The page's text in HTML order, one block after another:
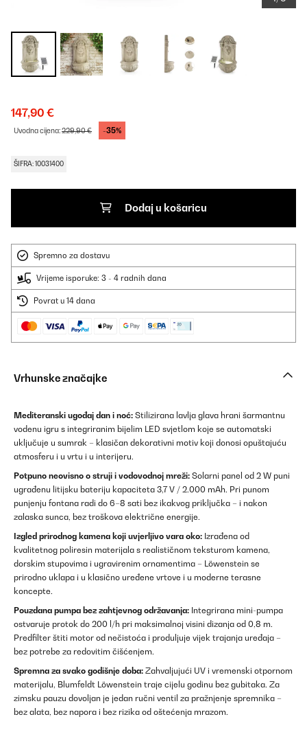
147,90 €
Uvodna cijena:229,90 € -35%
ŠIFRA: 10031400
Dodaj u košaricu
Spremno za dostavu
Vrijeme isporuke: 3 - 4 radnih dana
Povrat u 14 dana
Vrhunske značajke
Mediteranski ugođaj dan i noć: Stilizirana lavlja glava hrani šarmantnu
vodenu igru s integriranim bijelim LED svjetlom koje se automatski
uključuje u sumrak – klasičan dekorativni motiv koji donosi opuštajuću
atmosferu i u vrtu i u interijeru.
Potpuno neovisno o struji i vodovodnoj mreži: Solarni panel od 2 W puni
ugrađenu litijsku bateriju kapaciteta 3,7 V / 2.000 mAh. Pri punom
punjenju fontana radi do 6–8 sati bez ikakvog priključka – i nakon
zalaska sunca, bez troškova električne energije.
Izgled prirodnog kamena koji uvjerljivo vara oko: Izrađena od
kvalitetnog poliresin materijala s realističnom teksturom kamena,
dorskim stupovima i ugravirenim ornamentima – Löwenstein se
prirodno uklapa i u klasično uređene vrtove i u moderne terasne
koncepte.
Pouzdana pumpa bez zahtjevnog održavanja: Integrirana mini-pumpa
ostvaruje protok do 200 l/h pri maksimalnoj visini dizanja od 0,8 m.
Predfilter štiti motor od nečistoća i produljuje vijek trajanja uređaja –
bez potrebe za redovitim čišćenjem.
Spremna za svako godišnje doba: Zahvaljujući UV i vremenski otpornom
materijalu, Blumfeldt Löwenstein traje cijelu godinu bez gubitaka. Za
zimsku pauzu dovoljan je jedan ručni ventil za pražnjenje spremnika –
bez alata, bez napora i bez rizika od oštećenja mrazom.